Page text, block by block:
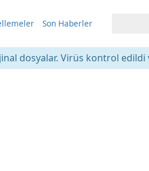
Son Haberler
dosyalar. Virüs kontrol edildi